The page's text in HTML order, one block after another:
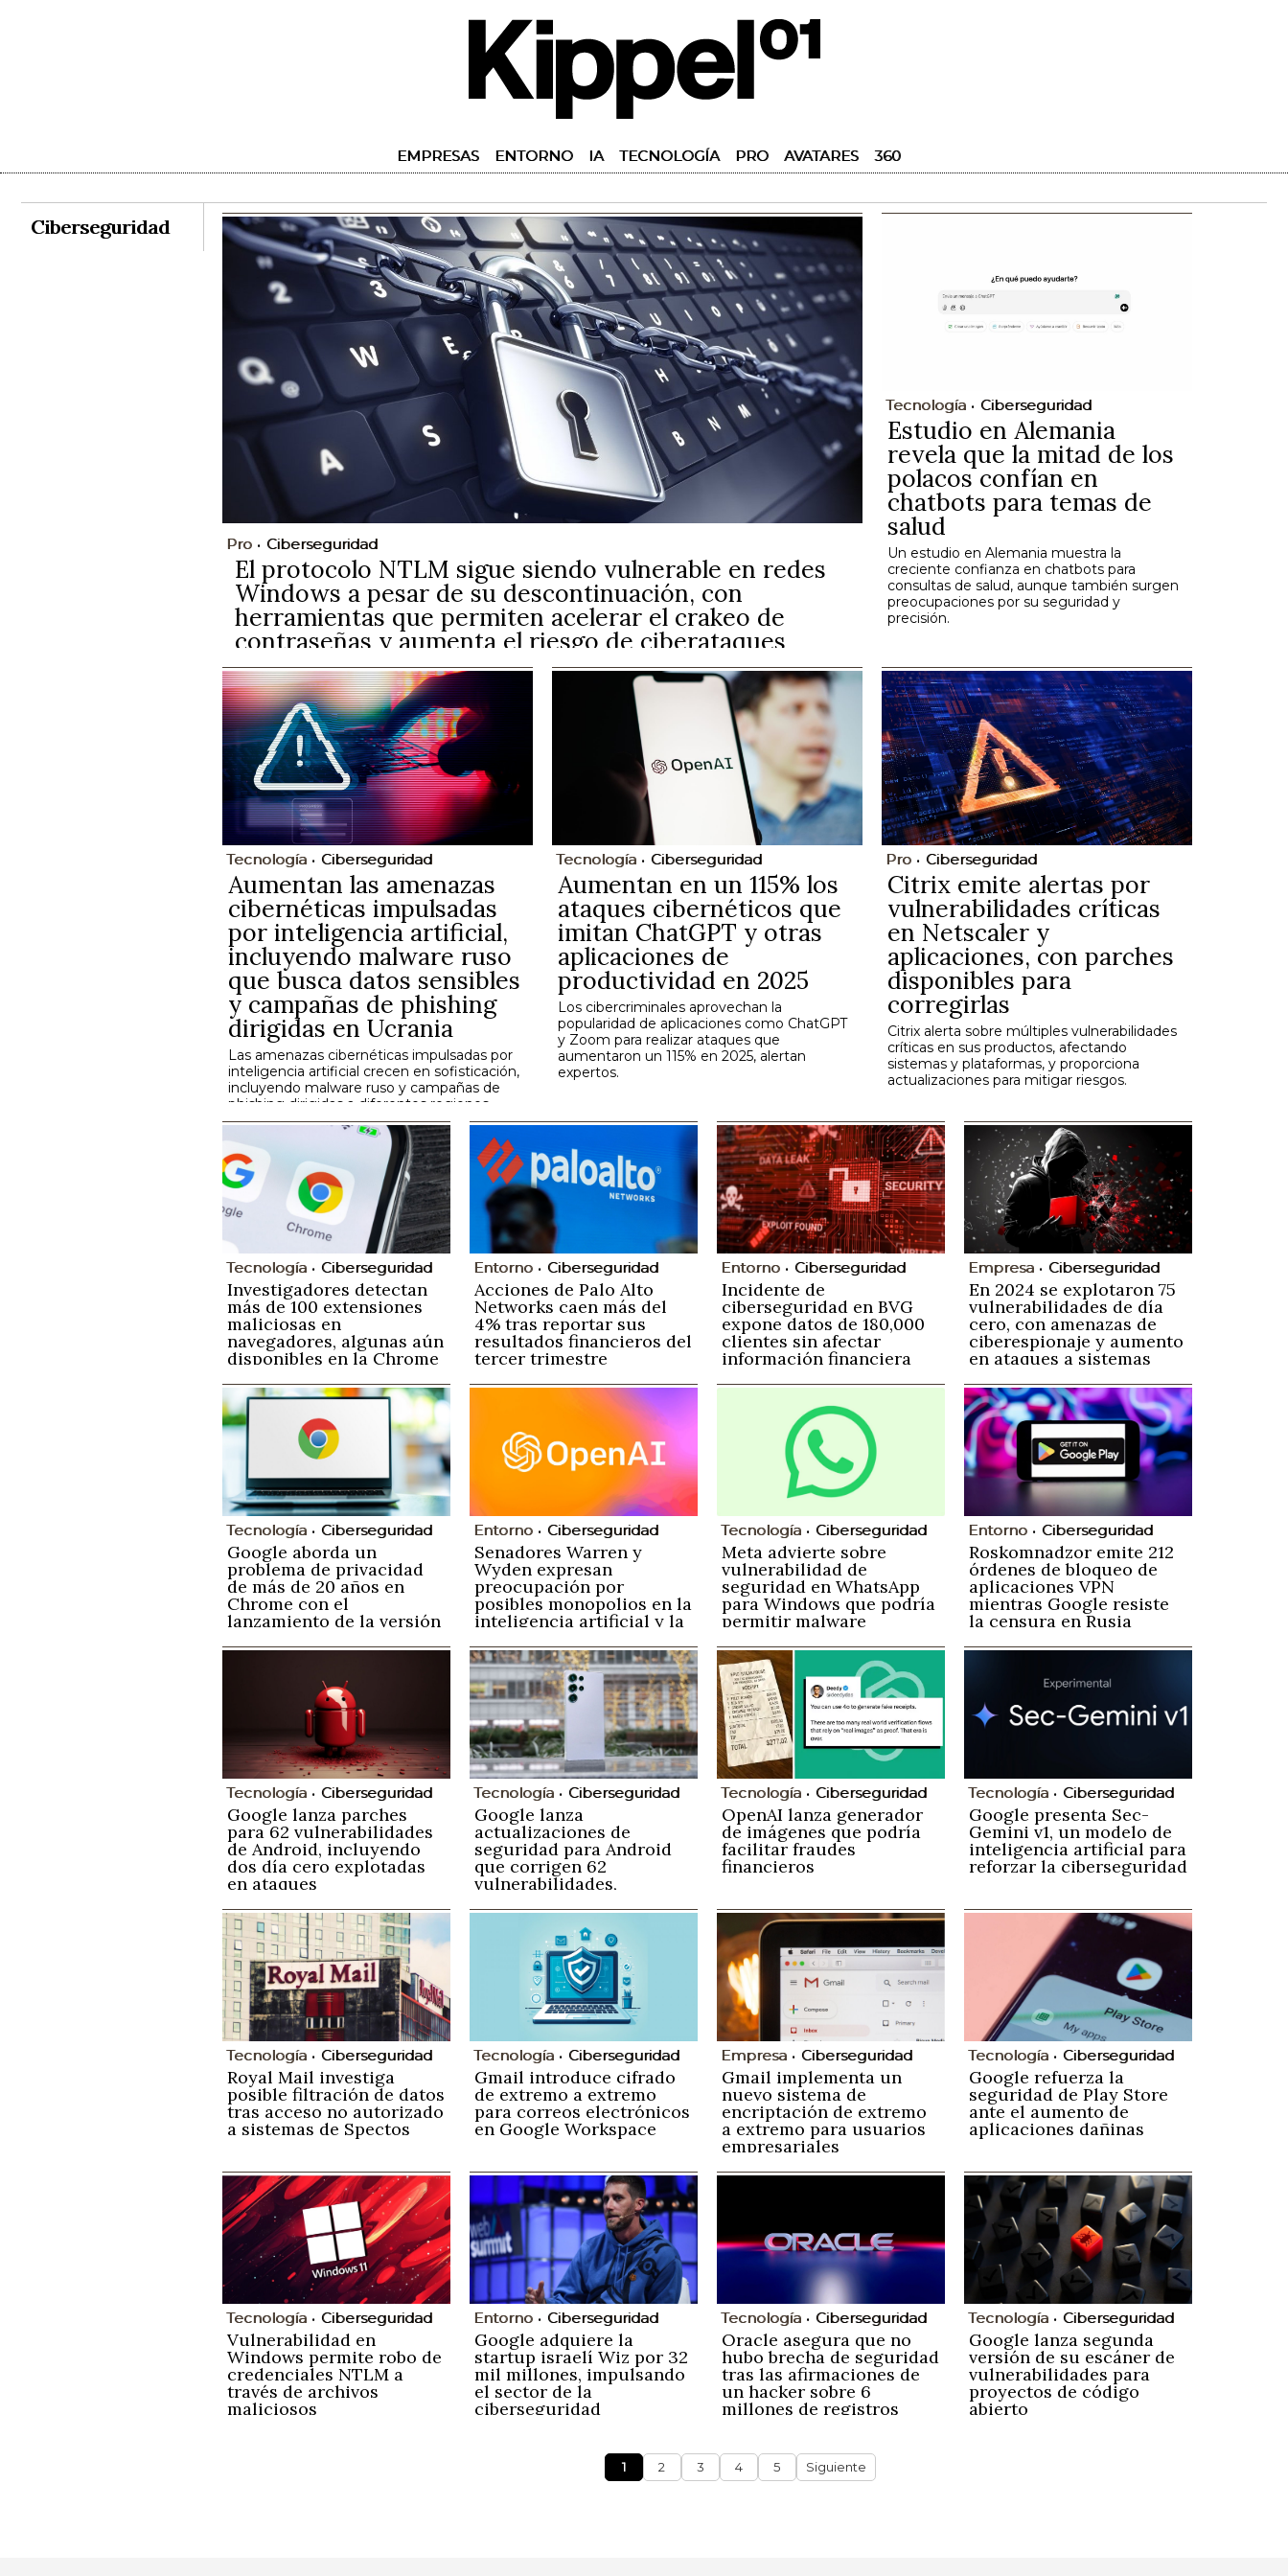
EMPRESAS ENTORNO IA TECNOLOGÍA PRO AVATARES 360
Ciberseguridad
Pro Ciberseguridad
El protocolo NTLM sigue siendo vulnerable en redes
Windows a pesar de su descontinuación, con
herramientas que permiten acelerar el crakeo de
contraseñas y aumenta el riesgo de ciberataques
A pesar de estar descontinuado, NTLM sigue siendo una amenaza activa, facilitando
ataques y poniendo en riesgo la seguridad de las redes Windows.
Tecnología Ciberseguridad
Estudio en Alemania
revela que la mitad de los
polacos confían en
chatbots para temas de
salud
Un estudio en Alemania muestra la
creciente confianza en chatbots para
consultas de salud, aunque también surgen
preocupaciones por su seguridad y
precisión.
Tecnología Ciberseguridad
Aumentan las amenazas
cibernéticas impulsadas
por inteligencia artificial,
incluyendo malware ruso
que busca datos sensibles
y campañas de phishing
dirigidas en Ucrania
Las amenazas cibernéticas impulsadas por
inteligencia artificial crecen en sofisticación,
incluyendo malware ruso y campañas de
phishing dirigidas a diferentes regiones.
Tecnología Ciberseguridad
Aumentan en un 115% los
ataques cibernéticos que
imitan ChatGPT y otras
aplicaciones de
productividad en 2025
Los cibercriminales aprovechan la
popularidad de aplicaciones como ChatGPT
y Zoom para realizar ataques que
aumentaron un 115% en 2025, alertan
expertos.
Pro Ciberseguridad
Citrix emite alertas por
vulnerabilidades críticas
en Netscaler y
aplicaciones, con parches
disponibles para
corregirlas
Citrix alerta sobre múltiples vulnerabilidades
críticas en sus productos, afectando
sistemas y plataformas, y proporciona
actualizaciones para mitigar riesgos.
Tecnología Ciberseguridad
Investigadores detectan
más de 100 extensiones
maliciosas en
navegadores, algunas aún
disponibles en la Chrome
Entorno Ciberseguridad
Acciones de Palo Alto
Networks caen más del
4% tras reportar sus
resultados financieros del
tercer trimestre
Entorno Ciberseguridad
Incidente de
ciberseguridad en BVG
expone datos de 180,000
clientes sin afectar
información financiera
Empresa Ciberseguridad
En 2024 se explotaron 75
vulnerabilidades de día
cero, con amenazas de
ciberespionaje y aumento
en ataques a sistemas
Tecnología Ciberseguridad
Google aborda un
problema de privacidad
de más de 20 años en
Chrome con el
lanzamiento de la versión
Entorno Ciberseguridad
Senadores Warren y
Wyden expresan
preocupación por
posibles monopolios en la
inteligencia artificial y la
Tecnología Ciberseguridad
Meta advierte sobre
vulnerabilidad de
seguridad en WhatsApp
para Windows que podría
permitir malware
Entorno Ciberseguridad
Roskomnadzor emite 212
órdenes de bloqueo de
aplicaciones VPN
mientras Google resiste
la censura en Rusia
Tecnología Ciberseguridad
Google lanza parches
para 62 vulnerabilidades
de Android, incluyendo
dos día cero explotadas
en ataques
Tecnología Ciberseguridad
Google lanza
actualizaciones de
seguridad para Android
que corrigen 62
vulnerabilidades,
de día cero
Tecnología Ciberseguridad
OpenAI lanza generador
de imágenes que podría
facilitar fraudes
financieros
Tecnología Ciberseguridad
Google presenta Sec-
Gemini v1, un modelo de
inteligencia artificial para
reforzar la ciberseguridad
Tecnología Ciberseguridad
Royal Mail investiga
posible filtración de datos
tras acceso no autorizado
a sistemas de Spectos
Tecnología Ciberseguridad
Gmail introduce cifrado
de extremo a extremo
para correos electrónicos
en Google Workspace
Empresa Ciberseguridad
Gmail implementa un
nuevo sistema de
encriptación de extremo
a extremo para usuarios
empresariales
Tecnología Ciberseguridad
Google refuerza la
seguridad de Play Store
ante el aumento de
aplicaciones dañinas
Tecnología Ciberseguridad
Vulnerabilidad en
Windows permite robo de
credenciales NTLM a
través de archivos
maliciosos
Entorno Ciberseguridad
Google adquiere la
startup israelí Wiz por 32
mil millones, impulsando
el sector de la
ciberseguridad
Tecnología Ciberseguridad
Oracle asegura que no
hubo brecha de seguridad
tras las afirmaciones de
un hacker sobre 6
millones de registros
Tecnología Ciberseguridad
Google lanza segunda
versión de su escáner de
vulnerabilidades para
proyectos de código
abierto
1 2 3 4 5 Siguiente